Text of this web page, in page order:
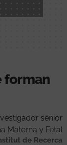
forman
sénior
Materna y Fetal
de Recerca